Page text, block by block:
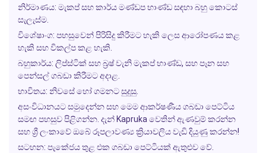
නිර්මාණය: මැකප් සහ කාර්ය මණ්ඩප භාණ්ඩ සඳහා බහු කොටස්
සැලැස්ම.
විශේෂාංග: පහසුවෙන් පිරිසිදු කිරීමට හැකි ලෙස ආරෝපණය කළ
හැකි සහ විකල්ප කළ හැකි.
බහුකාර්ය: ලිප්ස්ටික් සහ බ්‍රෂ් වැනි මැකප් භාණ්ඩ, සහ පෑන සහ
පෙන්සල් ගබඩා කිරීමට අදාළ.
භාවිතය: නිවසේ හෝ ගමනට සුදුසු.
අසංවිධානයට සමුදෙන්න සහ මෙම ආකර්ෂණීය ගබඩා පෙට්ටිය
සමඟ පහසුව පිළිගන්න. දැන් Kaprukaවෙතින් ඇණවුම් කරන්න
සහ ශ්‍රී ලංකාවේ ඔබේ රූපලාවණ්‍ය ක්‍රියාවලිය වැඩි දියුණු කරන්න!
සටහන: පැකේජය තුළ එක ගබඩා පෙට්ටියක් ඇතුළුව වේ.